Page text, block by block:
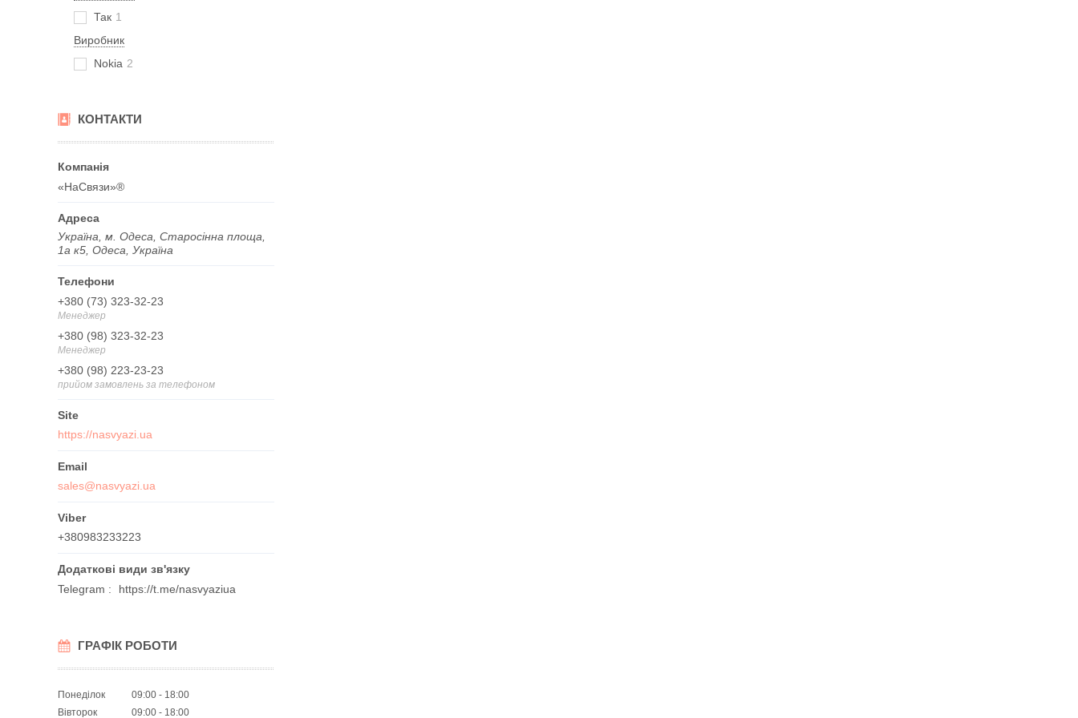
Так 1
Виробник
Nokia 2
КОНТАКТИ
«НаСвязи»®
Україна, м. Одеса, Старосінна площа,
1а к5, Одеса, Україна
+380 (73) 323-32-23
Менеджер
+380 (98) 323-32-23
Менеджер
+380 (98) 223-23-23
прийом замовлень за телефоном
https://nasvyazi.ua
sales@nasvyazi.ua
+380983233223
Telegram https://t.me/nasvyaziua
ГРАФІК РОБОТИ
Понеділок 09:00
18:00
Вівторок
09:00 18:00